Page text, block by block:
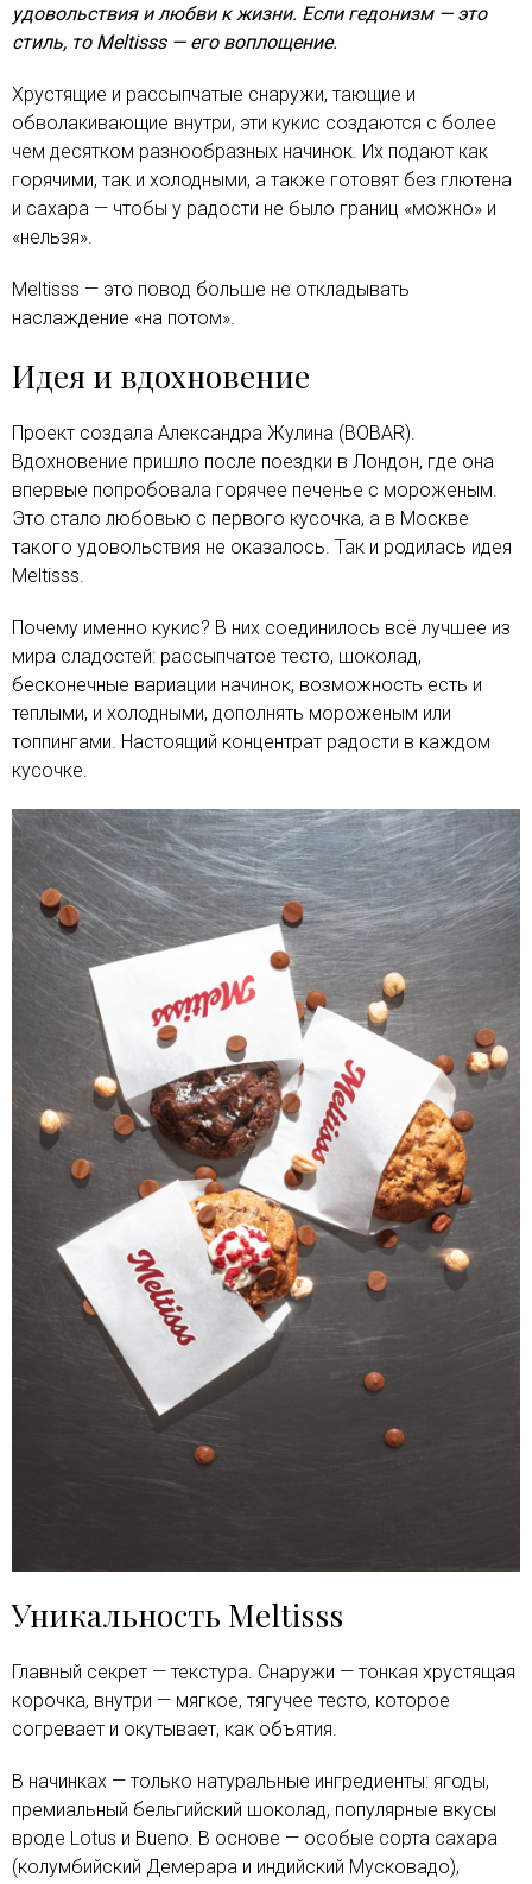
удовольствия и любви к жизни. Если гедонизм — это
стиль, то Meltisss — его воплощение.
Хрустящие и рассыпчатые снаружи, тающие и
обволакивающие внутри, эти кукис создаются с более
чем десятком разнообразных начинок. Их подают как
горячими, так и холодными, а также готовят без глютена
и сахара — чтобы у радости не было границ «можно» и
«нельзя».
Meltisss — это повод больше не откладывать
наслаждение «на потом».
Идея и вдохновение
Проект создала Александра Жулина (BOBAR).
Вдохновение пришло после поездки в Лондон, где она
впервые попробовала горячее печенье с мороженым.
Это стало любовью с первого кусочка, а в Москве
такого удовольствия не оказалось. Так и родилась идея
Meltisss.
Почему именно кукис? В них соединилось всё лучшее из
мира сладостей: рассыпчатое тесто, шоколад,
бесконечные вариации начинок, возможность есть и
теплыми, и холодными, дополнять мороженым или
топпингами. Настоящий концентрат радости в каждом
кусочке.
Уникальность Meltisss
Главный секрет — текстура. Снаружи — тонкая хрустящая
корочка, внутри — мягкое, тягучее тесто, которое
согревает и окутывает, как объятия.
В начинках — только натуральные ингредиенты: ягоды,
премиальный бельгийский шоколад, популярные вкусы
вроде Lotus и Bueno. В основе — особые сорта сахара
(колумбийский Демерара и индийский Мусковадо),